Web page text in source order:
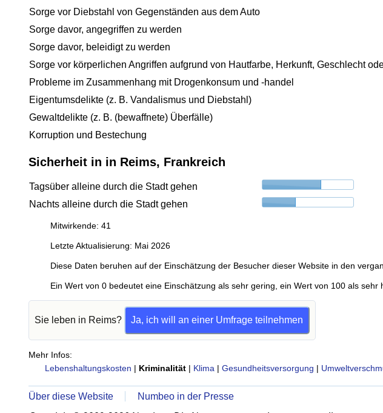
Sorge vor Diebstahl von Gegenständen aus dem Auto
Sorge davor, angegriffen zu werden
Sorge davor, beleidigt zu werden
Sorge vor körperlichen Angriffen aufgrund von Hautfarbe, Herkunft, Geschlecht
Probleme im Zusammenhang mit Drogenkonsum und -handel
Eigentumsdelikte (z. B. Vandalismus und Diebstahl)
Gewaltdelikte (z. B. (bewaffnete) Überfälle)
Korruption und Bestechung
Sicherheit in in Reims, Frankreich
Tagsüber alleine durch die Stadt gehen
Nachts alleine durch die Stadt gehen
Mitwirkende: 41
Letzte Aktualisierung: Mai 2026
Diese Daten beruhen auf der Einschätzung der Besucher dieser Website in den
Ein Wert von 0 bedeutet eine Einschätzung als sehr gering, ein Wert von 100 als sehr
Sie leben in Reims? Ja, ich will an einer Umfrage teilnehmen
Mehr Infos:
Lebenshaltungskosten | Kriminalität | Klima | Gesundheitsversorgung |
Über diese Website
Numbeo in der Presse